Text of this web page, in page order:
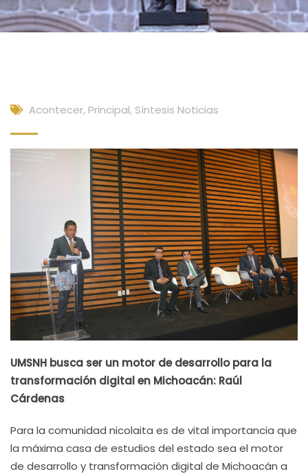
Acontecer, Principal, Síntesis Noticias
UMSNH busca ser un motor de desarrollo para la
transformación digital en Michoacán: Raúl
Cárdenas
Para la comunidad nicolaita es de vital importancia que
la máxima casa de estudios del estado sea el motor
de desarrollo y transformación digital de Michoacán a